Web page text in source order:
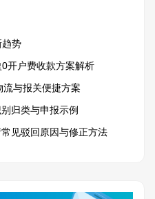
趋势
开户费收款方案解析
与报关便捷方案
归类与申报示例
见驳回原因与修正方法